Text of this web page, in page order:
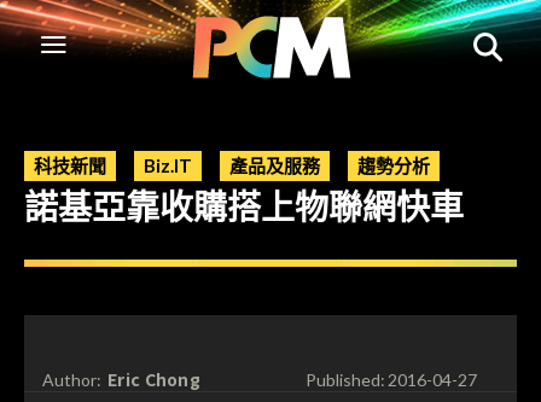
科技新聞 Biz.IT 產品及服務 趨勢分析
諾基亞靠收購搭上物聯網快車
Author: Eric Chong Published:2016-04-27